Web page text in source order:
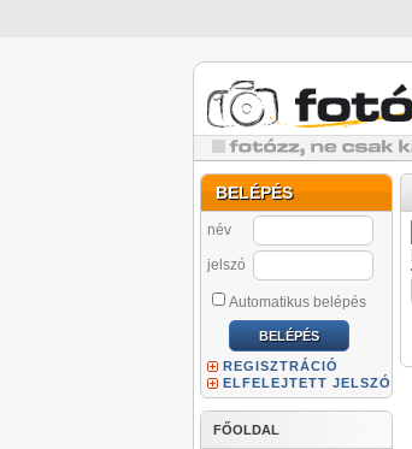
BELÉPÉS
név
jelszó
Automatikus belépés
REGISZTRÁCIÓ
ELFELEJTETT JELSZÓ
FŐOLDAL